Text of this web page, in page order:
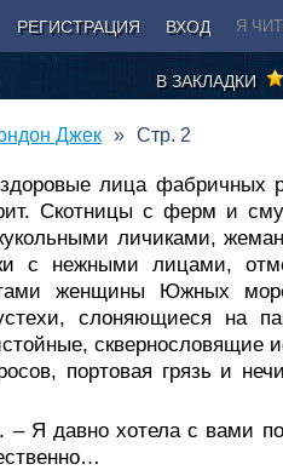
РЕГИСТРАЦИЯ ВХОД Я
В ЗАКЛАДКИ
Джек Стр. 2
лица фабричных
Скотницы с ферм и
личиками,
с нежными лицами,
женщины Южных
слоняющиеся на
сквернословящие
портовая грязь и
Я давно хотела с вами